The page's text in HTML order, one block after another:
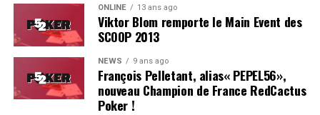
Soleau à gauche, sorti par Logghe au centre
ONLINE 13 ans ago
Viktor Blom remporte le Main Event des
SCOOP 2013
NEWS 9 ans ago
François Pelletant, alias« PEPEL56»,
nouveau Champion de France RedCactus
Poker !